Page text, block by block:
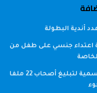
أندية البطولة
اعتداء جنسي على طفل من
الداخلية الإسبانية تلجأ إلى الجريدة الرسمية لتبليغ أصحاب 22 ملفا